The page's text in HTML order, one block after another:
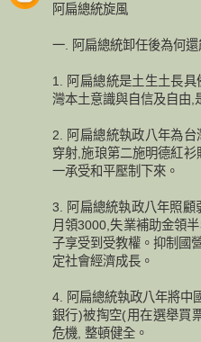
阿扁總統旋風
一. 阿扁總統卸任後為何還
1. 阿扁總統是土生土長
灣本土意識與自信及自由,
2. 阿扁總統執政八年為
穿射,施琅第二施明德紅
一承受和平壓制下來。
3. 阿扁總統執政八年照顧
月領3000,失業補助金領
子享受到受教權。抑制國
定社會經濟成長。
4. 阿扁總統執政八年將中
銀行)被掏空(用在選舉買
危機, 整頓健全。